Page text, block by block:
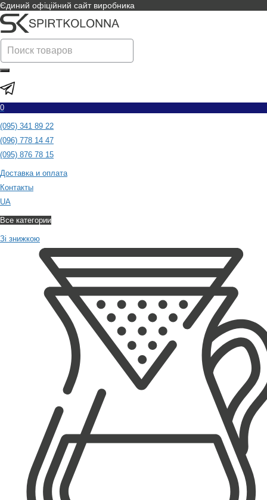
Єдиний офіційний сайт виробника
0
(095) 341 89 22
(096) 778 14 47
(095) 876 78 15
Доставка и оплата
Контакты
UA
Все категории
Зі знижкою